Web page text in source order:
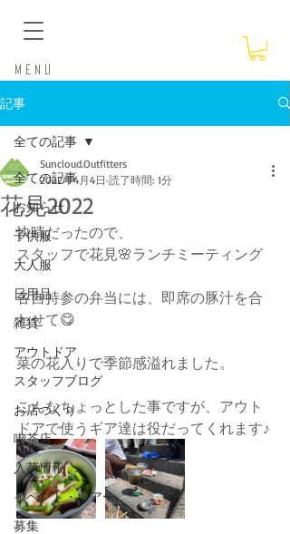
​Menu
記事
全ての記事
お知らせ
子供服
大人服
日用品
雑貨
アウトドア
スタッフブログ
お店づくり
喫茶店
入荷情報
イベント・ツアー
募集
全ての記事
花見2022
Suncloud.Outfitters
2022年4月4日 読了時間: 1分
快晴だったので、
スタッフで花見🌸ランチミーティング
各自持参の弁当には、即席の豚汁を合
わせて😋
菜の花入りで季節感溢れました。
こんなちょっとした事ですが、アウト
ドアで使うギア達は役だってくれます♪